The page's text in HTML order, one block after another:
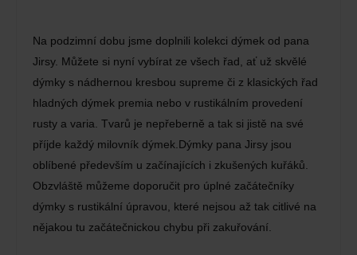
Na podzimní dobu jsme doplnili kolekci dýmek od pana
Jirsy. Můžete si nyní vybírat ze všech řad, ať už skvělé
dýmky s nádhernou kresbou supreme či z klasických řad
hladných dýmek premia nebo v rustikálním provedení
rusty a varia. Tvarů je nepřeberně a tak si jistě na své
příjde každý milovník dýmek.Dýmky pana Jirsy jsou
oblíbené především u začínajících i zkušených kuřáků.
Obzvláště můžeme doporučit pro úplné začátečníky
dýmky s rustikální úpravou, které nejsou až tak citlivé na
nějakou tu začátečnickou chybu při zakuřování.